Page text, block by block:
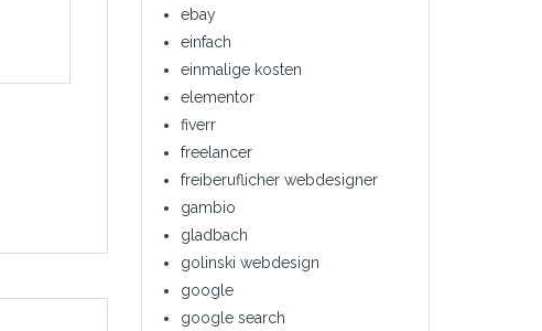
ebay
einfach
einmalige kosten
elementor
fiverr
freelancer
freiberuflicher webdesigner
gambio
gladbach
golinski webdesign
google
google search